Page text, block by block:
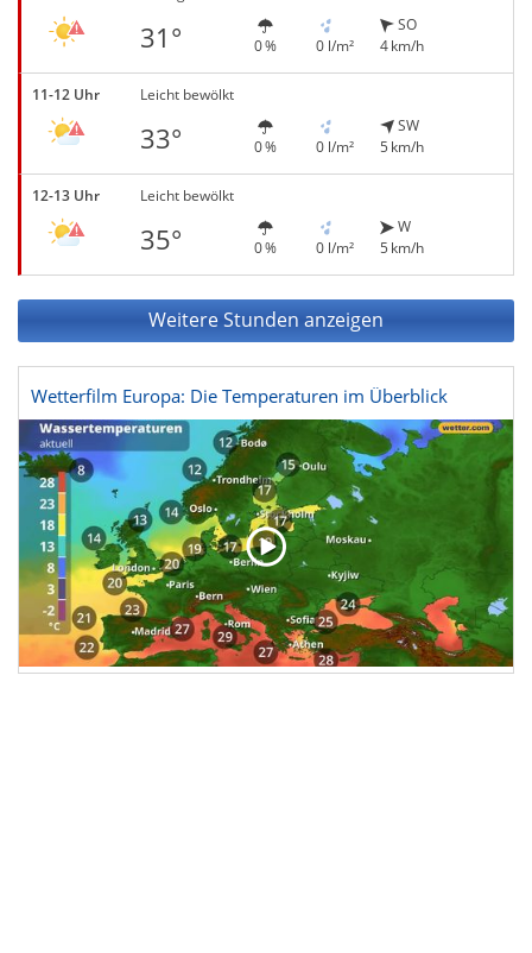
31° 0 % 0 l/m²
SO
4 km/h
11-12 Uhr Leicht bewölkt
33° 0 % 0 l/m²
SW
5 km/h
12-13 Uhr Leicht bewölkt
35° 0 % 0 l/m²
W
5 km/h
Weitere Stunden anzeigen
Wetterfilm Europa: Die Temperaturen im Überblick